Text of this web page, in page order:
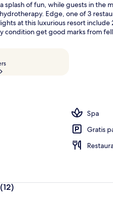
of fun, while guests in the
Edge, one of 3
at this luxurious resort
condition get good marks from
o
r
Spa
Gratis
(12)